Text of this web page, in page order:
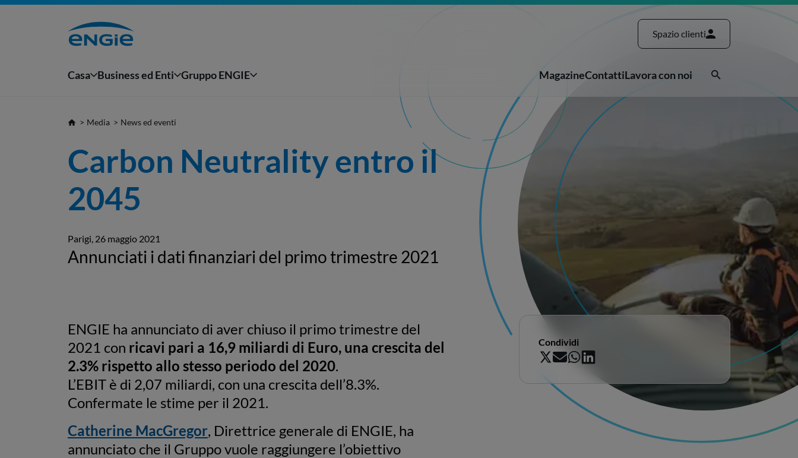
Spazio clienti
Casa Business ed Enti Gruppo ENGIE MagazineContattiLavora con noi
Media News ed eventi
Carbon Neutrality entro il
2045
Parigi, 26 maggio 2021
Annunciati i dati finanziari del primo trimestre 2021
ENGIE ha annunciato di aver chiuso il primo trimestre del
2021 con ricavi pari a 16,9 miliardi di Euro, una crescita del
2.3% rispetto allo stesso periodo del 2020.
L’EBIT è di 2,07 miliardi, con una crescita dell’8.3%.
Confermate le stime per il 2021.
Catherine MacGregor, Direttrice generale di ENGIE, ha
annunciato che il Gruppo vuole raggiungere l’obiettivo
Condividi